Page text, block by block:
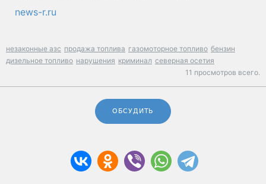
news-r.ru
незаконные азс продажа топлива газомоторное топливо бензин
дизельное топливо нарушения криминал северная осетия
11 просмотров всего.
ОБСУДИТЬ